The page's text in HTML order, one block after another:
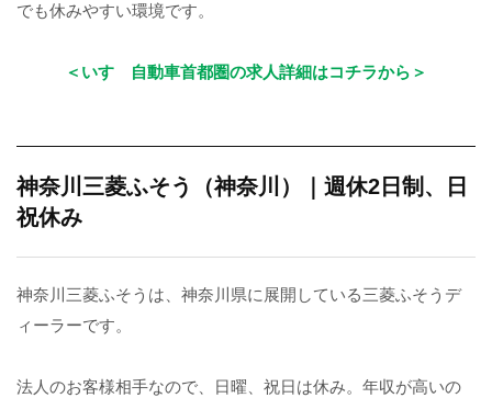
でも休みやすい環境です。
＜いすゞ自動車首都圏の求人詳細はコチラから＞
神奈川三菱ふそう（神奈川）｜週休2日制、日
祝休み
神奈川三菱ふそうは、神奈川県に展開している三菱ふそうデ
ィーラーです。
法人のお客様相手なので、日曜、祝日は休み。年収が高いの